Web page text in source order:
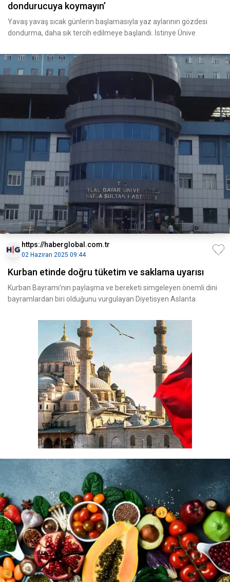
dondurucuya koymayın’
Yavaş yavaş sıcak günlerin başlamasıyla yaz aylarının gözdesi
dondurma, daha sık tercih edilmeye başlandı. İstinye Ünive
https://haberglobal.com.tr
02 Haziran 2025 09:44
Kurban etinde doğru tüketim ve saklama uyarısı
Kurban Bayramı’nın paylaşma ve bereketi simgeleyen önemli dini
bayramlardan biri olduğunu vurgulayan Diyetisyen Aslanta